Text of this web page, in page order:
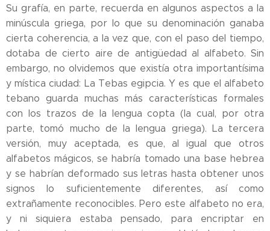
Su grafía, en parte, recuerda en algunos aspectos a la
minúscula griega, por lo que su denominación ganaba
cierta coherencia, a la vez que, con el paso del tiempo,
dotaba de cierto aire de antigüedad al alfabeto. Sin
embargo, no olvidemos que existía otra importantísima
y mística ciudad: La Tebas egipcia. Y es que el alfabeto
tebano guarda muchas más características formales
con los trazos de la lengua copta (la cual, por otra
parte, tomó mucho de la lengua griega). La tercera
versión, muy aceptada, es que, al igual que otros
alfabetos mágicos, se habría tomado una base hebrea
y se habrían deformado sus letras hasta obtener unos
signos lo suficientemente diferentes, así como
extrañamente reconocibles. Pero este alfabeto no era,
y ni siquiera estaba pensado, para encriptar en